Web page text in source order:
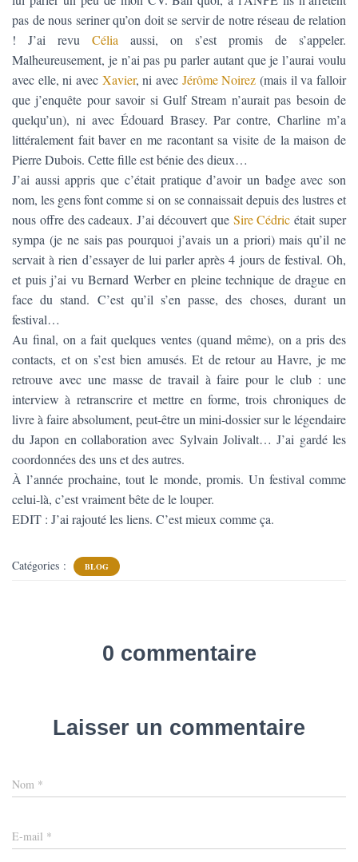
pas de nous seriner qu’on doit se servir de notre réseau de relation
! J’ai revu Célia aussi, on s’est promis de s’appeler.
Malheureusement, je n’ai pas pu parler autant que je l’aurai voulu
avec elle, ni avec Xavier, ni avec Jérôme Noirez (mais il va falloir
que j’enquête pour savoir si Gulf Stream n’aurait pas besoin de
quelqu’un), ni avec Édouard Brasey. Par contre, Charline m’a
littéralement fait baver en me racontant sa visite de la maison de
Pierre Dubois. Cette fille est bénie des dieux…
J’ai aussi appris que c’était pratique d’avoir un badge avec son
nom, les gens font comme si on se connaissait depuis des lustres et
nous offre des cadeaux. J’ai découvert que Sire Cédric était super
sympa (je ne sais pas pourquoi j’avais un a priori) mais qu’il ne
servait à rien d’essayer de lui parler après 4 jours de festival. Oh,
et puis j’ai vu Bernard Werber en pleine technique de drague en
face du stand. C’est qu’il s’en passe, des choses, durant un
festival…
Au final, on a fait quelques ventes (quand même), on a pris des
contacts, et on s’est bien amusés. Et de retour au Havre, je me
retrouve avec une masse de travail à faire pour le club : une
interview à retranscrire et mettre en forme, trois chroniques de
livre à faire absolument, peut-être un mini-dossier sur le légendaire
du Japon en collaboration avec Sylvain Jolivalt… J’ai gardé les
coordonnées des uns et des autres.
À l’année prochaine, tout le monde, promis. Un festival comme
celui-là, c’est vraiment bête de le louper.
EDIT : J’ai rajouté les liens. C’est mieux comme ça.
Catégories : BLOG
0 commentaire
Laisser un commentaire
Nom *
E-mail *